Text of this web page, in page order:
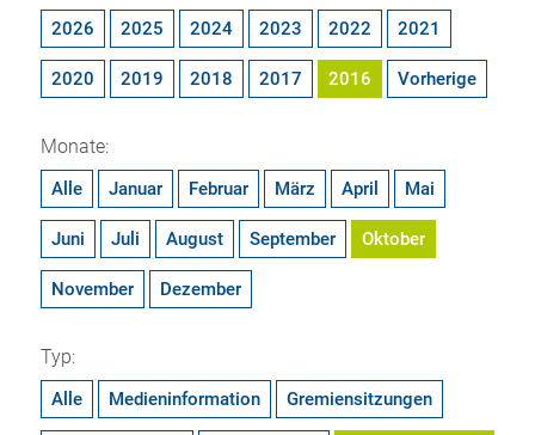
2026 2025 2024 2023 2022 2021
2020 2019 2018 2017 2016 Vorherige
Monate:
Alle Januar Februar März April Mai
Juni Juli August September Oktober
November Dezember
Typ:
Alle Medieninformation Gremiensitzungen